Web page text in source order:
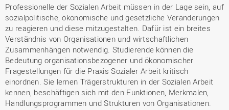
Professionelle der Sozialen Arbeit müssen in der Lage sein, auf
sozialpolitische, ökonomische und gesetzliche Veränderungen
zu reagieren und diese mitzugestalten. Dafür ist ein breites
Verständnis von Organisationen und wirtschaftlichen
Zusammenhängen notwendig. Studierende können die
Bedeutung organisationsbezogener und ökonomischer
Fragestellungen für die Praxis Sozialer Arbeit kritisch
einordnen. Sie lernen Trägerstrukturen in der Sozialen Arbeit
kennen, beschäftigen sich mit den Funktionen, Merkmalen,
Handlungsprogrammen und Strukturen von Organisationen.